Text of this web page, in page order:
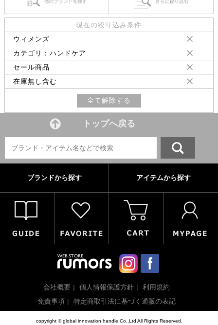
現在の絞り込み条件
ウィメンズ
カテゴリ：ハンドケア
セール商品
在庫無し含む
全て解除する
トップへ戻る
ブランドから探す アイテムから探す
会社概要 個人情報保護方針
利用規約
免責事項
特定商取引法に基づく通販の表記
copyright © global innovation handle Co.,Ltd All Rights Reserved.